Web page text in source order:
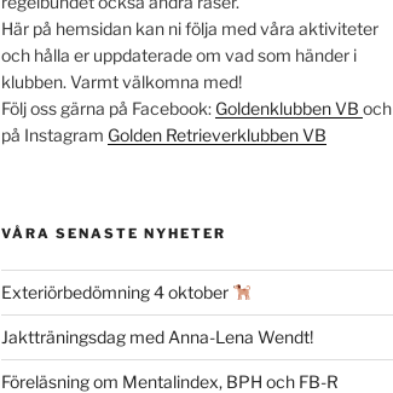
Här på hemsidan kan ni följa med våra aktiviteter
och hålla er uppdaterade om vad som händer i
klubben. Varmt välkomna med!
Följ oss gärna på Facebook: Goldenklubben VB och
på Instagram Golden Retrieverklubben VB
VÅRA SENASTE NYHETER
Exteriörbedömning 4 oktober
Jaktträningsdag med Anna-Lena Wendt!
Föreläsning om Mentalindex, BPH och FB-R